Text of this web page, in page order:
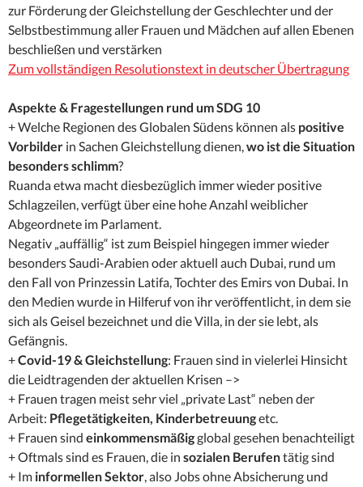
zur Förderung der Gleichstellung der Geschlechter und der
Selbstbestimmung aller Frauen und Mädchen auf allen Ebenen
beschließen und verstärken
Zum vollständigen Resolutionstext in deutscher Übertragung
Aspekte & Fragestellungen rund um SDG 10
+ Welche Regionen des Globalen Südens können als positive
Vorbilder in Sachen Gleichstellung dienen,wo ist die Situation
besonders schlimm?
Ruanda etwa macht diesbezüglich immer wieder positive
Schlagzeilen, verfügt über eine hohe Anzahl weiblicher
Abgeordnete im Parlament.
Negativ „auffällig“ ist zum Beispiel hingegen immer wieder
besonders Saudi-Arabien oder aktuell auch Dubai, rund um
den Fall von Prinzessin Latifa, Tochter des Emirs von Dubai. In
den Medien wurde in Hilferuf von ihr veröffentlicht, in dem sie
sich als Geisel bezeichnet und die Villa, in der sie lebt, als
Gefängnis.
+Covid-19 & Gleichstellung: Frauen sind in vielerlei Hinsicht
die Leidtragenden der aktuellen Krisen –>
+ Frauen tragen meist sehr viel „private Last“ neben der
Arbeit: Pflegetätigkeiten, Kinderbetreuungetc.
+ Frauen sind einkommensmäßigglobal gesehen benachteiligt
+ Oftmals sind es Frauen, die in sozialen Berufentätig sind
+ Im informellen Sektor, also Jobs ohne Absicherung und